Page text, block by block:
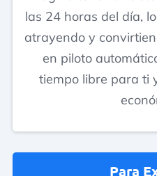
las 24 horas del día,
atrayendo y
en piloto
tiempo libre para ti
Para